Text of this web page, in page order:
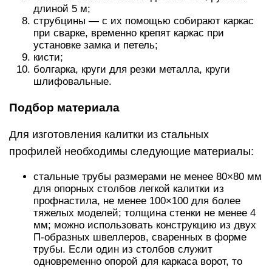
длиной 5 м;
струбцины — с их помощью собирают каркас
при сварке, временно крепят каркас при
установке замка и петель;
кисти;
болгарка, круги для резки металла, круги
шлифовальные.
Подбор материала
Для изготовления калитки из стальных
профилей необходимы следующие материалы:
стальные трубы размерами не менее 80×80 мм
для опорных столбов легкой калитки из
профнастила, не менее 100×100 для более
тяжелых моделей; толщина стенки не менее 4
мм; можно использовать конструкцию из двух
П-образных швеллеров, сваренных в форме
трубы. Если один из столбов служит
одновременно опорой для каркаса ворот, то